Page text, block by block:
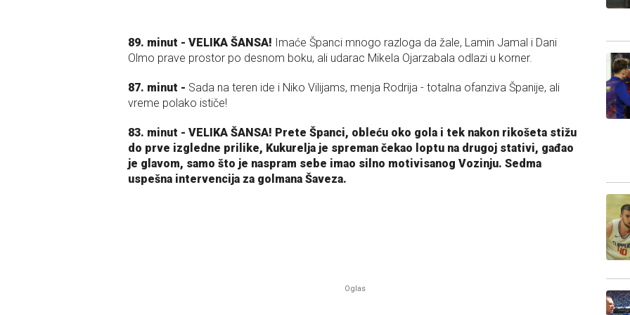
89. minut - VELIKA ŠANSA! Imaće Španci mnogo razloga da žale, Lamin Jamal i Dani
Olmo prave prostor po desnom boku, ali udarac Mikela Ojarzabala odlazi u korner.
87. minut - Sada na teren ide i Niko Vilijams, menja Rodrija - totalna ofanziva Španije, ali
vreme polako ističe!
83. minut - VELIKA ŠANSA! Prete Španci, obleću oko gola i tek nakon rikošeta stižu
do prve izgledne prilike, Kukurelja je spreman čekao loptu na drugoj stativi, gađao
je glavom, samo što je naspram sebe imao silno motivisanog Vozinju. Sedma
uspešna intervencija za golmana Šaveza.